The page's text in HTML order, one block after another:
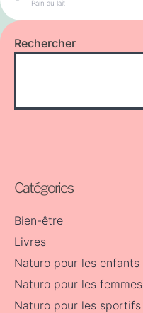
Pain au lait
Rechercher
Catégories
Bien-être
Livres
Naturo pour les enfants
Naturo pour les femmes
Naturo pour les sportifs